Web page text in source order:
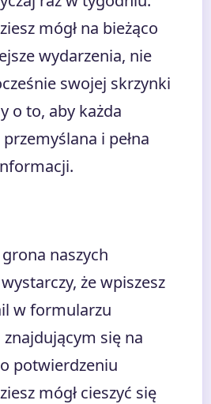
mógł na bieżąco
wydarzenia, nie
swojej skrzynki
o to, aby każda
i pełna
naszych
że wpiszesz
w formularzu
się na
potwierdzeniu
mógł cieszyć się